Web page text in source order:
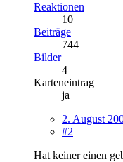
Reaktionen
10
Beiträge
744
Bilder
4
Karteneintrag
ja
2. August
#2
Hat keiner einen